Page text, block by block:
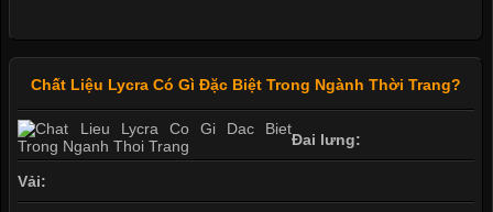
Chất Liệu Lycra Có Gì Đặc Biệt Trong Ngành Thời Trang?
Đai lưng:
Vải: